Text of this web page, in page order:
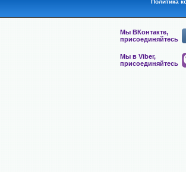
Политика
Мы ВКонтакте,
присоединяйтесь
Мы в Viber,
присоединяйтесь